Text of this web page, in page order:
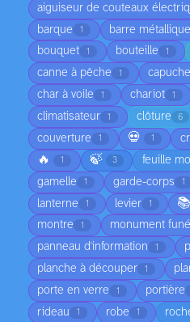
aiguiseur de couteaux
barque 1 barre métallique
bouquet 1 bouteille 1
canne à pêche 1 capuche
char à voile 1 chariot 1
climatisateur 1 clôture 6
couverture 1 💀 1
🔥 1 🍃 3 feuille
gamelle 1 garde-corps 1
lanterne 1 levier 1 📚
montre 1 monument
panneau d'information 1
planche à découper 1
porte en verre 1 portière
rideau 1 robe 1